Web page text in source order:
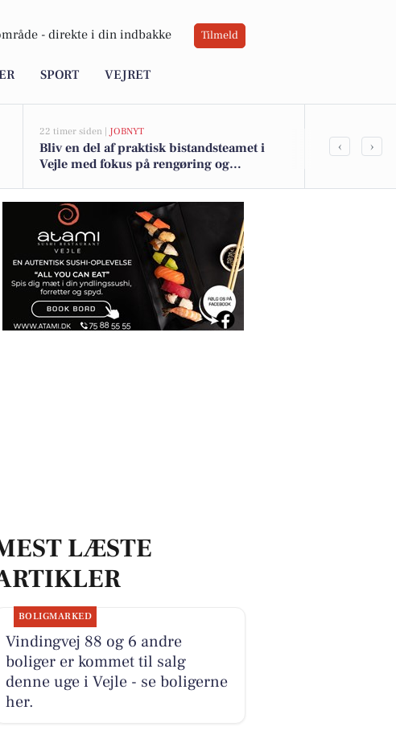
- direkte i din indbakke Tilmeld
SPORT VEJRET
22 timer siden | JOBNYT
Bliv en del af praktisk bistandsteamet i
Vejle med fokus på rengøring og
Fem
‹ ›
LÆSTE
BOLIGMARKED
Vindingvej 88 og 6 andre
boliger er kommet til salg
denne uge i Vejle - se boligerne
her.